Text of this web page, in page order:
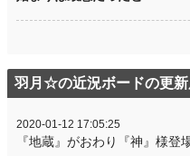
羽月☆の近況ボードの更
2020-01-12 17:05:25
『地蔵』がおわり『神』様登場